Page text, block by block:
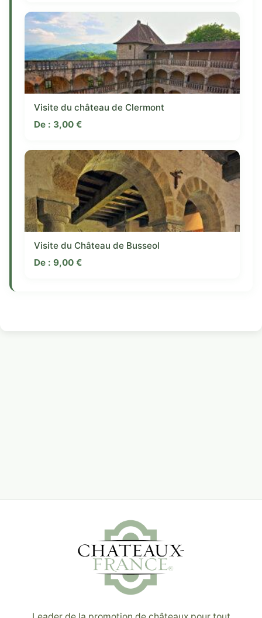
Visite du château de Clermont
De : 3,00 €
Visite du Château de Busseol
De : 9,00 €